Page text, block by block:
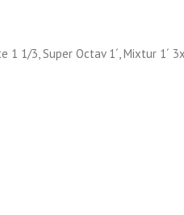
1 1/3, Super Octav 1´, Mixtur 1´ 3x